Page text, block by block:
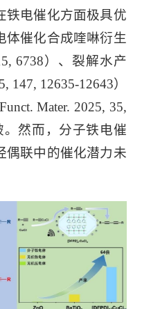
铁电催化方面极具优
体催化合成喹啉衍生
6738）、裂解水产
147, 12635-12643）
Mater. 2025, 35,
。然而，分子铁电催
偶联中的催化潜力未